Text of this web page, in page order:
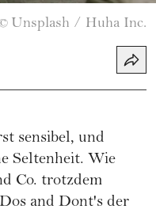
Unsplash / Huha Inc.
sensibel, und
Seltenheit. Wie
Co. trotzdem
and Dont's der